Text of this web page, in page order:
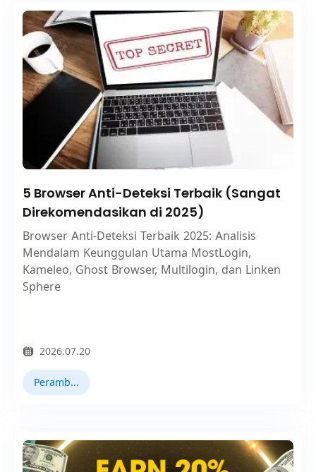
5 Browser Anti-Deteksi Terbaik (Sangat
Direkomendasikan di 2025)
Browser Anti-Deteksi Terbaik 2025: Analisis
Mendalam Keunggulan Utama MostLogin,
Kameleo, Ghost Browser, Multilogin, dan Linken
Sphere
2026.07.20
Peramban Antidetect